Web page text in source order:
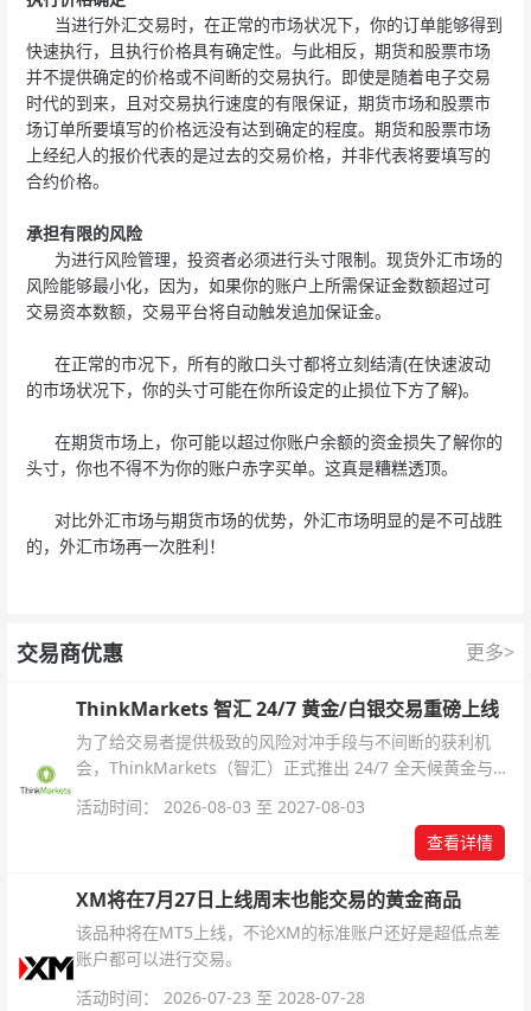
当进行外汇交易时，在正常的市场状况下，你的订单能够得到
快速执行，且执行价格具有确定性。与此相反，期货和股票市场
并不提供确定的价格或不间断的交易执行。即使是随着电子交易
时代的到来，且对交易执行速度的有限保证，期货市场和股票市
场订单所要填写的价格远没有达到确定的程度。期货和股票市场
上经纪人的报价代表的是过去的交易价格，并非代表将要填写的
合约价格。
承担有限的风险
为进行风险管理，投资者必须进行头寸限制。现货外汇市场的
风险能够最小化，因为，如果你的账户上所需保证金数额超过可
交易资本数额，交易平台将自动触发追加保证金。
在正常的市况下，所有的敞口头寸都将立刻结清(在快速波动
的市场状况下，你的头寸可能在你所设定的止损位下方了解)。
在期货市场上，你可能以超过你账户余额的资金损失了解你的
头寸，你也不得不为你的账户赤字买单。这真是糟糕透顶。
对比外汇市场与期货市场的优势，外汇市场明显的是不可战胜
的，外汇市场再一次胜利！
交易商优惠 更多>
ThinkMarkets 智汇 24/7 黄金/白银交易重磅上线
为了给交易者提供极致的风险对冲手段与不间断的获利机
会，ThinkMarkets（智汇）正式推出 24/7 全天候黄金与白
银交易！本文将为您详细拆解本次升级的核心交易品种、杠
杆配置、支持软件及交易细则。
活动时间： 2026-08-03 至 2027-08-03
查看详情
XM将在7月27日上线周末也能交易的黄金商品
该品种将在MT5上线，不论XM的标准账户还好是超低点差
账户都可以进行交易。
活动时间： 2026-07-23 至 2028-07-28